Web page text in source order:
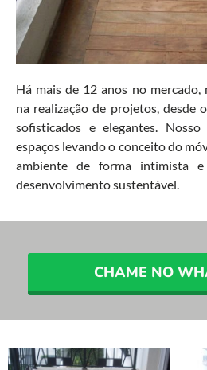
Há mais de 12 anos no
na realização de projetos, desde
sofisticados e elegantes.
espaços levando o conceito do
ambiente de forma intimista
desenvolvimento sustentável.
CHAME NO